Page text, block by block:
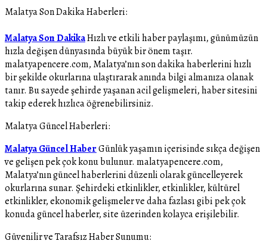
Malatya Son Dakika Haberleri:
Malatya Son DakikaHızlı ve etkili haber paylaşımı, günümüzün
hızla değişen dünyasında büyük bir önem taşır.
malatyapencere.com, Malatya’nın son dakika haberlerini hızlı
bir şekilde okurlarına ulaştırarak anında bilgi almanıza olanak
tanır. Bu sayede şehirde yaşanan acil gelişmeleri, haber sitesini
takip ederek hızlıca öğrenebilirsiniz.
Malatya Güncel Haberleri:
Malatya Güncel HaberGünlük yaşamın içerisinde sıkça değişen
ve gelişen pek çok konu bulunur. malatyapencere.com,
Malatya’nın güncel haberlerini düzenli olarak güncelleyerek
okurlarına sunar. Şehirdeki etkinlikler, etkinlikler, kültürel
etkinlikler, ekonomik gelişmeler ve daha fazlası gibi pek çok
konuda güncel haberler, site üzerinden kolayca erişilebilir.
Güvenilir ve Tarafsız Haber Sunumu: